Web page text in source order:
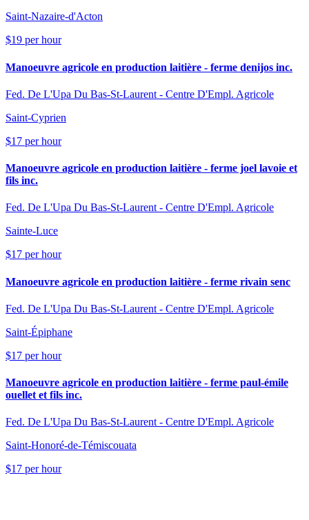
Saint-Nazaire-d'Acton
$19 per hour
Manoeuvre agricole en production laitière - ferme denijos inc.
Fed. De L'Upa Du Bas-St-Laurent - Centre D'Empl. Agricole
Saint-Cyprien
$17 per hour
Manoeuvre agricole en production laitière - ferme joel lavoie et
fils inc.
Fed. De L'Upa Du Bas-St-Laurent - Centre D'Empl. Agricole
Sainte-Luce
$17 per hour
Manoeuvre agricole en production laitière - ferme rivain senc
Fed. De L'Upa Du Bas-St-Laurent - Centre D'Empl. Agricole
Saint-Épiphane
$17 per hour
Manoeuvre agricole en production laitière - ferme paul-émile
ouellet et fils inc.
Fed. De L'Upa Du Bas-St-Laurent - Centre D'Empl. Agricole
Saint-Honoré-de-Témiscouata
$17 per hour